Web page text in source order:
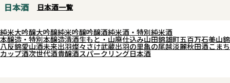
三層構造のように重なり、口中で
展開。
低アルコール設計で軽快に仕上が
と引き出されており、しぼりたて
の鮮度味と共にお楽しみくださ
日本酒 日本酒一覧
純米大吟醸大吟醸純米吟醸吟醸酒純米酒・特別純米酒
本醸造・特別本醸造清酒生もと・山廃仕込み山田錦雄町五百万石美山錦
八反錦愛山酒未来出羽燦々さけ武蔵出羽の里亀の尾越淡麗秋田酒こまち
カップ酒次世代酒貴醸酒スパークリング日本酒